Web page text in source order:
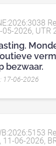
05-2026, UTR
bezwaar.
17-06-2026
11-06-2026,